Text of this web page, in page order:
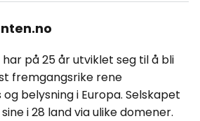
på 25 år utviklet seg til å bli
fremgangsrike rene
belysning i Europa. Selskapet
i 28 land via ulike domener.